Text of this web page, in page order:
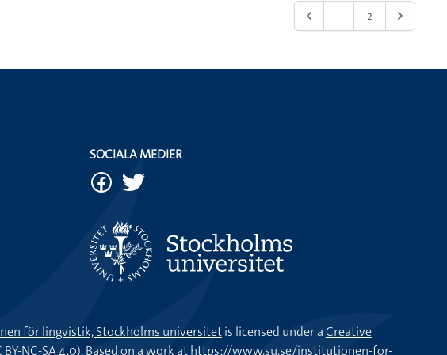
2
SOCIALA MEDIER
för lingvistik, Stockholms universitetis licensed under aCreative
NC-SA 4.0).Based on a work athttps://www.su.se/institutionen-for-